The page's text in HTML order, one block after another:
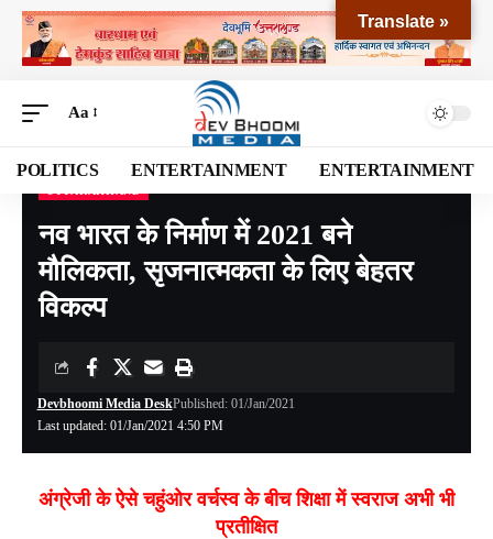
Aa
POLITICS ENTERTAINMENT ENTERTAINMENT
Devbhoomi Media >Blog>NATIONAL>UTTARAKHAND
नव भारत के निर्माण में 2021 बने
मौलिकता, सृजनात्मकता के लिए बेहतर
विकल्प
Last updated: 01/Jan/2021 4:50 PM
Devbhoomi Media DeskPublished: 01/Jan/2021
अंग्रेजी के ऐसे चहुंओर वर्चस्व के बीच शिक्षा में स्वराज अभी भी
प्रतीक्षित
Translate »